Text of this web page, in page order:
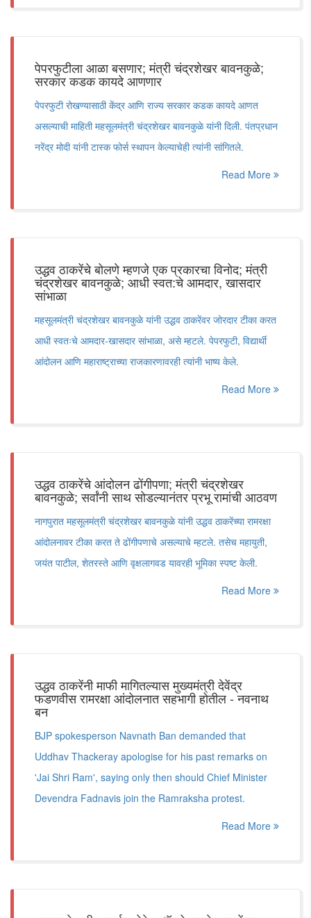
पेपरफुटीला आळा बसणार; मंत्री चंद्रशेखर बावनकुळे;
सरकार कडक कायदे आणणार
पेपरफुटी रोखण्यासाठी केंद्र आणि राज्य सरकार कडक कायदे आणत
असल्याची माहिती महसूलमंत्री चंद्रशेखर बावनकुळे यांनी दिली. पंतप्रधान
नरेंद्र मोदी यांनी टास्क फोर्स स्थापन केल्याचेही त्यांनी सांगितले.
Read More
उद्धव ठाकरेंचे बोलणे म्हणजे एक प्रकारचा विनोद; मंत्री
चंद्रशेखर बावनकुळे; आधी स्वत:चे आमदार, खासदार
सांभाळा
महसूलमंत्री चंद्रशेखर बावनकुळे यांनी उद्धव ठाकरेंवर जोरदार टीका करत
आधी स्वतःचे आमदार-खासदार सांभाळा, असे म्हटले. पेपरफुटी, विद्यार्थी
आंदोलन आणि महाराष्ट्राच्या राजकारणावरही त्यांनी भाष्य केले.
Read More
उद्धव ठाकरेंचे आंदोलन ढोंगीपणा; मंत्री चंद्रशेखर
बावनकुळे; सर्वांनी साथ सोडल्यानंतर प्रभू रामांची आठवण
नागपुरात महसूलमंत्री चंद्रशेखर बावनकुळे यांनी उद्धव ठाकरेंच्या रामरक्षा
आंदोलनावर टीका करत ते ढोंगीपणाचे असल्याचे म्हटले. तसेच महायुती,
जयंत पाटील, शेतरस्ते आणि वृक्षलागवड यावरही भूमिका स्पष्ट केली.
Read More
उद्धव ठाकरेंनी माफी मागितल्यास मुख्यमंत्री देवेंद्र
फडणवीस रामरक्षा आंदोलनात सहभागी होतील - नवनाथ
बन
BJP spokesperson Navnath Ban demanded that
Uddhav Thackeray apologise for his past remarks on
'Jai Shri Ram', saying only then should Chief Minister
Devendra Fadnavis join the Ramraksha protest.
Read More